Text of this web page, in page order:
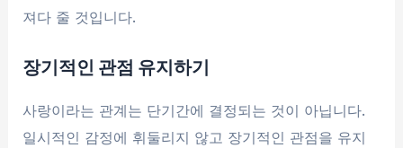
져다 줄 것입니다.
장기적인 관점 유지하기
사랑이라는 관계는 단기간에 결정되는 것이 아닙니다.
일시적인 감정에 휘둘리지 않고 장기적인 관점을 유지